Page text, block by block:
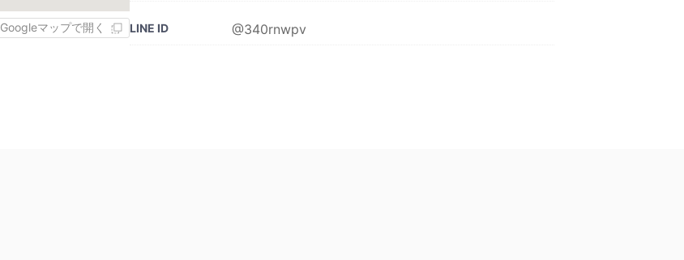
Googleマップで開く LINE ID @340rnwpv